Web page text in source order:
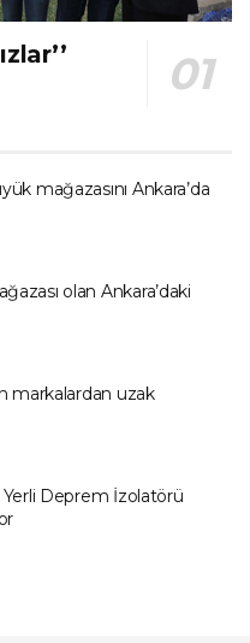
mağazasını Ankara’da
olan Ankara’daki
markalardan uzak
Yerli Deprem İzolatörü